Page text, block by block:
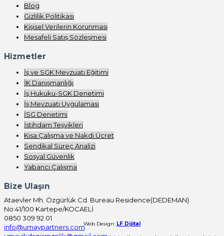
Blog
Gizlilik Politikası
Kişisel Verilerin Korunması
Mesafeli Satış Sözleşmesi
Hizmetler
İş ve SGK Mevzuatı Eğitimi
İK Danışmanlığı
İş Hukuku-SGK Denetimi
İş Mevzuatı Uygulaması
İSG Denetimi
İstihdam Teşvikleri
Kısa Çalışma ve Nakdi Ücret
Sendikal Süreç Analizi
Sosyal Güvenlik
Yabancı Çalışma
Bize Ulaşın
Ataevler Mh. Özgürlük Cd. Bureau Residence(DEDEMAN)
No:41/100 Kartepe/KOCAELİ
0850 309 92 01
info@umaypartners.comWeb Design: LF Dijital